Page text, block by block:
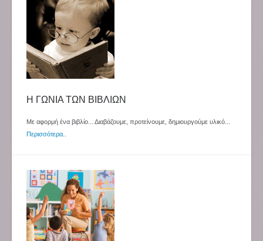
Η ΓΩΝΙΑ ΤΩΝ ΒΙΒΛΙΩΝ
Με αφορμή ένα βιβλίο... Διαβάζουμε, προτείνουμε, δημιουργούμε υλικό...
Περισσότερα